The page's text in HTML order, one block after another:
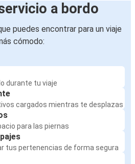
a bordo
puedes encontrar para un viaje
cómodo:
durante tu viaje
cargados mientras te desplazas
para las piernas
tus pertenencias de forma segura